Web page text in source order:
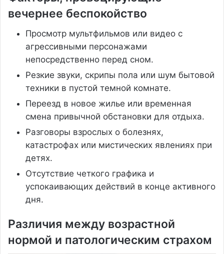
вечернее беспокойство
Просмотр мультфильмов или видео с
агрессивными персонажами
непосредственно перед сном.
Резкие звуки, скрипы пола или шум бытовой
техники в пустой темной комнате.
Переезд в новое жилье или временная
смена привычной обстановки для отдыха.
Разговоры взрослых о болезнях,
катастрофах или мистических явлениях при
детях.
Отсутствие четкого графика и
успокаивающих действий в конце активного
дня.
Различия между возрастной
нормой и патологическим страхом